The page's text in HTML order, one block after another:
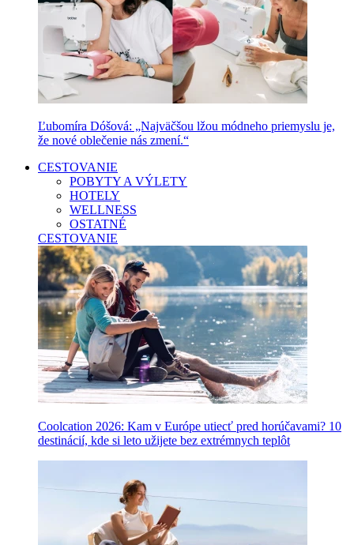
Ľubomíra Dóšová: „Najväčšou lžou módneho priemyslu je,
že nové oblečenie nás zmení.“
CESTOVANIE
POBYTY A VÝLETY
HOTELY
WELLNESS
OSTATNÉ
CESTOVANIE
Coolcation 2026: Kam v Európe utiecť pred horúčavami? 10
destinácií, kde si leto užijete bez extrémnych teplôt